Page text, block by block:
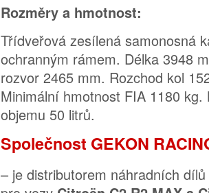
Rozměry a hmotnost:
Třídveřová zesílená samonosná
ochranným rámem. Délka 3948
rozvor 2465 mm. Rozchod kol
Minimální hmotnost FIA 1180
objemu 50 litrů.
Společnost GEKON
– je distributorem náhradních